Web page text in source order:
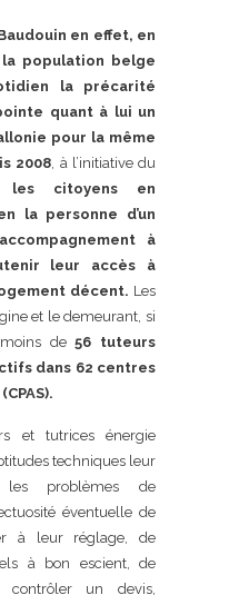
en effet, en
la population belge
la précarité
quant à lui un
pour la même
2008, à l’initiative du
les citoyens en
la personne d’un
à
leur accès à
décent. Les
et le demeurant, si
moins de56 tuteurs
dans 62 centres
et tutrices énergie
techniques leur
les problèmes de
éventuelle de
à leur réglage, de
à bon escient, de
contrôler un devis,